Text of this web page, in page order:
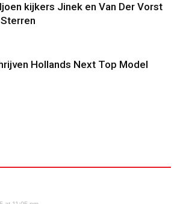
kijkers Jinek en Van Der Vorst
Hollands Next Top Model